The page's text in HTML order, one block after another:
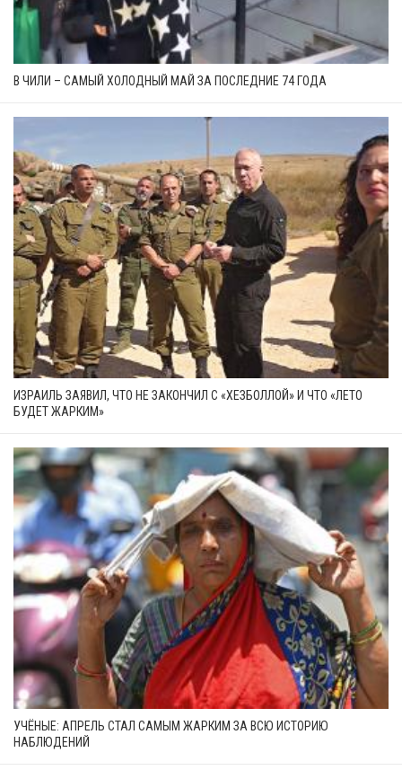
В ЧИЛИ – САМЫЙ ХОЛОДНЫЙ МАЙ ЗА ПОСЛЕДНИЕ 74 ГОДА
ИЗРАИЛЬ ЗАЯВИЛ, ЧТО НЕ ЗАКОНЧИЛ С «ХЕЗБОЛЛОЙ» И ЧТО «ЛЕТО
БУДЕТ ЖАРКИМ»
УЧЁНЫЕ: АПРЕЛЬ СТАЛ САМЫМ ЖАРКИМ ЗА ВСЮ ИСТОРИЮ
НАБЛЮДЕНИЙ